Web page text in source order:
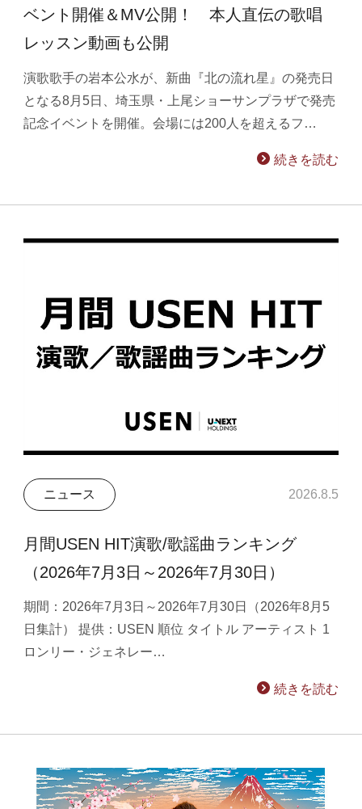
ベント開催＆MV公開！ 本人直伝の歌唱
レッスン動画も公開
演歌歌手の岩本公水が、新曲『北の流れ星』の発売日
となる8月5日、埼玉県・上尾ショーサンプラザで発売
記念イベントを開催。会場には200人を超えるフ…
続きを読む
ニュース 2026.8.5
月間USEN HIT演歌/歌謡曲ランキング
（2026年7月3日～2026年7月30日）
期間：2026年7月3日～2026年7月30日（2026年8月5
日集計） 提供：USEN 順位 タイトル アーティスト 1
ロンリー・ジェネレー…
続きを読む